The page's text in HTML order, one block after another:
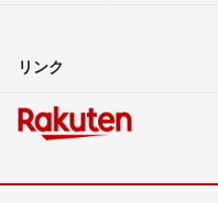
リンク